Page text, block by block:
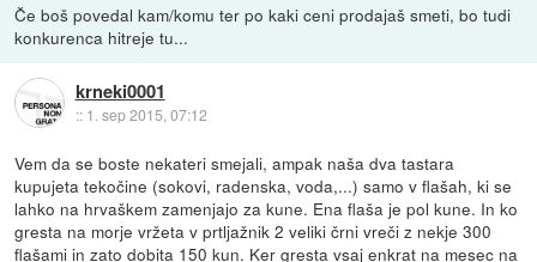
Če boš povedal kam/komu ter po kaki ceni prodajaš smeti, bo tudi
konkurenca hitreje tu...
krneki0001
:: 1. sep 2015, 07:12
Vem da se boste nekateri smejali, ampak naša dva tastara
kupujeta tekočine (sokovi, radenska, voda,...) samo v flašah, ki se
lahko na hrvaškem zamenjajo za kune. Ena flaša je pol kune. In ko
gresta na morje vržeta v prtljažnik 2 veliki črni vreči z nekje 300
flašami in zato dobita 150 kun. Ker gresta vsaj enkrat na mesec na